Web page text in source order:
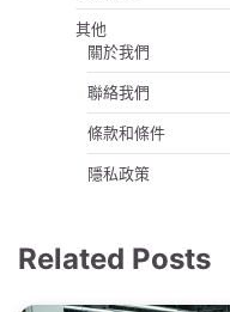
其他
關於我們
聯絡我們
條款和條件
隱私政策
Related Posts